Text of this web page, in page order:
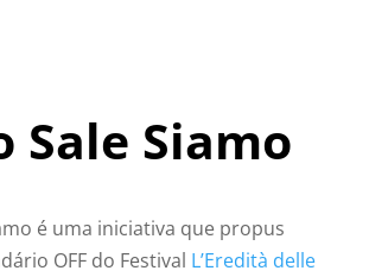
Sale Siamo
é uma iniciativa que propus
OFF do Festival L’Eredità delle